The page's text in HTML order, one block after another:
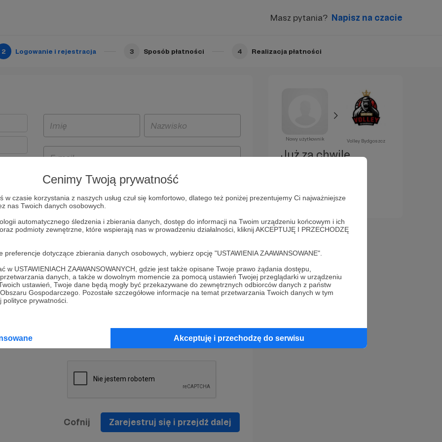
Cenimy Twoją prywatność
w czasie korzystania z naszych usług czuł się komfortowo, dlatego też poniżej prezentujemy Ci najważniejsze
nas Twoich danych osobowych.
automatycznego śledzenia i zbierania danych, dostęp do informacji na Twoim urządzeniu końcowym i ich
podmioty zewnętrzne, które wspierają nas w prowadzeniu działalności, kliknij AKCEPTUJĘ I PRZECHODZĘ
dotyczące zbierania danych osobowych, wybierz opcję "USTAWIENIA ZAAWANSOWANE".
w USTAWIENIACH ZAAWANSOWANYCH, gdzie jest także opisane Twoje prawo żądania dostępu,
danych, a także w dowolnym momencie za pomocą ustawień Twojej przeglądarki w urządzeniu
ustawień, Twoje dane będą mogły być przekazywane do zewnętrznych odbiorców danych z państw
Gospodarczego. Pozostałe szczegółowe informacje na temat przetwarzania Twoich danych w tym
prywatności.
Akceptuję i przechodzę do serwisu
Masz pytania? Napisz na czacie
2 Logowanie i rejestracja 3 Sposób płatności 4 Realizacja płatności
i
będą
z
prawo
na
Politykę Prywatności
* Wyrażam zgodę na przetwarzanie moich danych
osobowych podanych w formularzu rejestracyjnym w celu
prawidłowego świadczenia usług serwisu Patronite.
informacji handlowych - newslettera. Opcja ta może zostać
Cofnij Zarejestruj się i przejdź dalej
Nowy użytkownik Volley Bydgoszcz
Już za chwilę